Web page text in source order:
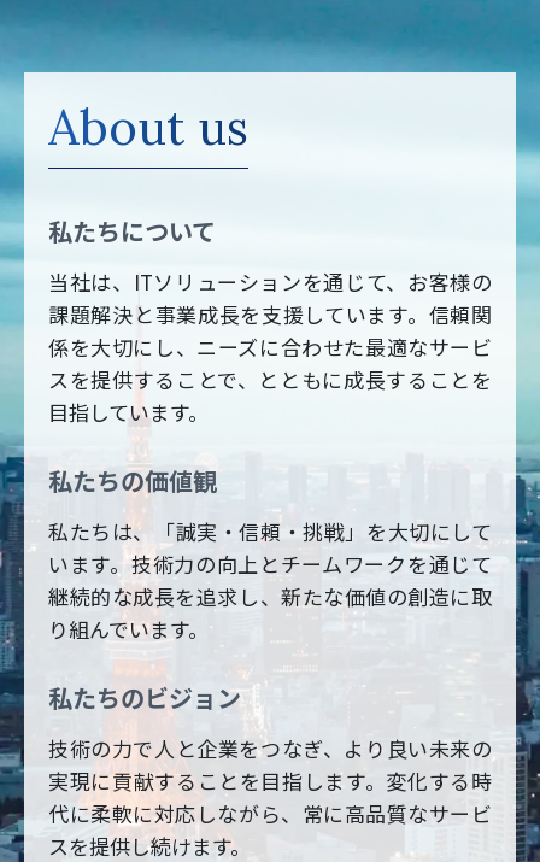
About us
私たちについて
当社は、ITソリューションを通じて、お客様の
課題解決と事業成長を支援しています。信頼関
係を大切にし、ニーズに合わせた最適なサービ
スを提供することで、とともに成長することを
目指しています。
私たちの価値観
私たちは、「誠実・信頼・挑戦」を大切にして
います。技術力の向上とチームワークを通じて
継続的な成長を追求し、新たな価値の創造に取
り組んでいます。
私たちのビジョン
技術の力で人と企業をつなぎ、より良い未来の
実現に貢献することを目指します。変化する時
代に柔軟に対応しながら、常に高品質なサービ
スを提供し続けます。